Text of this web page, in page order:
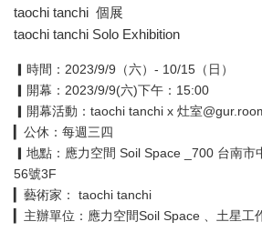
taochi tanchi 個展
taochi tanchi Solo Exhibition
▎時間：2023/9/9（六）- 10/15（日）
▎開幕：2023/9/9(六)下午：15:00
▎開幕活動：taochi tanchi x 灶室
▎公休：每週三四
▎地點：應力空間 Soil Space _700 台南市
56號3F
▎藝術家： taochi tanchi
▎主辦單位：應力空間Soil Space 、土星工